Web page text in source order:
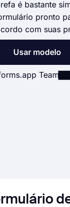
é bastante
pronto
com suas
Usar modelo
Team